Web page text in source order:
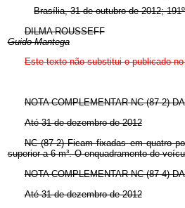
Brasília, 31 de outubro de 2012;
DILMA ROUSSEFF
Guido Mantega
Este texto não substitui o publicado no
NOTA COMPLEMENTAR NC (87-2)
Até 31 de dezembro de 2012
NC (87-2) Ficam fixadas em quatro
superior a 6 m³. O enquadramento de
NOTA COMPLEMENTAR NC (87-4)
Até 31 de dezembro de 2012